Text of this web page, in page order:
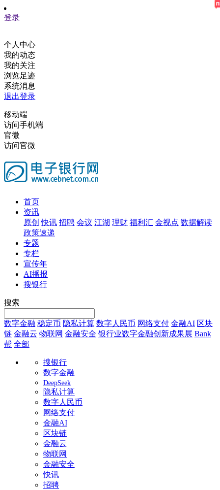
登录
个人中心
我的动态
我的关注
浏览足迹
系统消息
退出登录
移动端
访问手机端
官微
访问官微
首页
资讯
原创 快讯 招聘 会议 江湖 理财 福利汇 金视点 数据解读
政策速递
专题
专栏
宣传年
AI播报
搜银行
搜索
数字金融 稳定币 隐私计算 数字人民币 网络支付 金融AI 区块
链 金融云 物联网 金融安全 银行业数字金融创新成果展 Bank
帮 全部
搜银行
数字金融
DeepSeek
隐私计算
数字人民币
网络支付
金融AI
区块链
金融云
物联网
金融安全
快讯
招聘